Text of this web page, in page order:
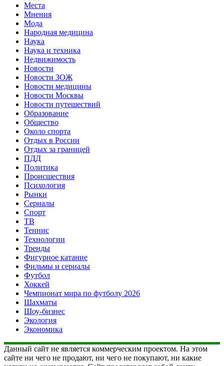
Места
Мнения
Мода
Народная медицина
Наука
Наука и техника
Недвижимость
Новости
Новости ЗОЖ
Новости медицины
Новости Москвы
Новости путешествий
Образование
Общество
Около спорта
Отдых в России
Отдых за границей
ПДД
Политика
Происшествия
Психология
Рынки
Сериалы
Спорт
ТВ
Теннис
Технологии
Тренды
Фигурное катание
Фильмы и сериалы
Футбол
Хоккей
Чемпионат мира по футболу 2026
Шахматы
Шоу-бизнес
Экология
Экономика
Данный сайт не является коммерческим проектом. На этом
сайте ни чего не продают, ни чего не покупают, ни какие